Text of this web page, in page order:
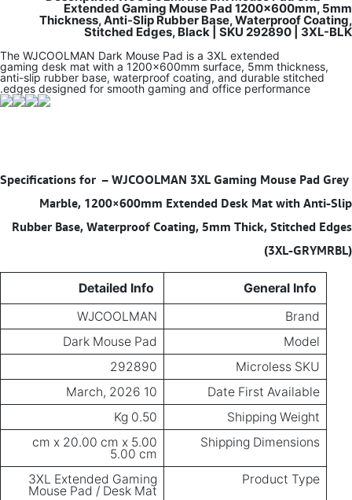
Extended Gaming Mouse Pad 1200×600mm, 5mm
Thickness, Anti-Slip Rubber Base, Waterproof Coating,
Stitched Edges, Black | SKU 292890 | 3XL-BLK
The WJCOOLMAN Dark Mouse Pad is a 3XL extended
gaming desk mat with a 1200×600mm surface, 5mm thickness,
anti-slip rubber base, waterproof coating, and durable stitched
edges designed for smooth gaming and office performance.
– WJCOOLMAN 3XL Gaming Mouse Pad Grey
Marble, 1200×600mm Extended Desk Mat with Anti-Slip
Rubber Base, Waterproof Coating, 5mm Thick, Stitched Edges
(3XL-GRYMRBL)
General Info
Detailed Info
Brand
WJCOOLMAN
Model
Dark Mouse Pad
Microless SKU
292890
Date First Available
10 March, 2026
Shipping Weight
0.50 Kg
Shipping Dimensions
5.00 cm x 20.00 cm x
5.00 cm
Product Type
3XL Extended Gaming
Mouse Pad / Desk Mat